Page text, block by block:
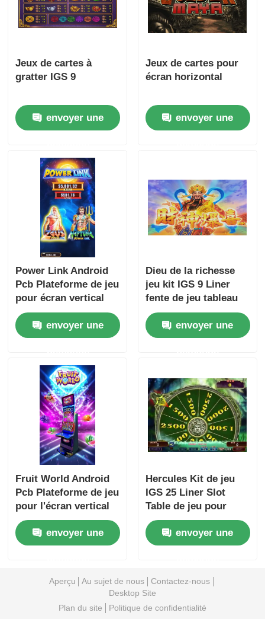
Jeux de cartes à
gratter IGS 9
envoyer une
Jeux de cartes pour
écran horizontal
envoyer une
Power Link Android
Pcb Plateforme de jeu
pour écran vertical
envoyer une
Dieu de la richesse
jeu kit IGS 9 Liner
fente de jeu tableau
pour écran horizontal
envoyer une
Fruit World Android
Pcb Plateforme de jeu
pour l'écran vertical
envoyer une
Hercules Kit de jeu
IGS 25 Liner Slot
Table de jeu pour
écran horizontal
envoyer une
Aperçu Au sujet de nous
Contactez-nous
Desktop Site
Plan du site
Politique de confidentialité